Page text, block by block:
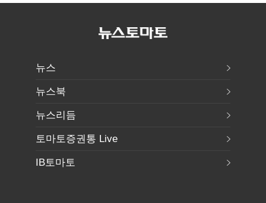
내부비위…경찰
인천경제청장
249명 검거
뉴스
뉴스북
뉴스리듬
토마토증권통 Live
IB토마토